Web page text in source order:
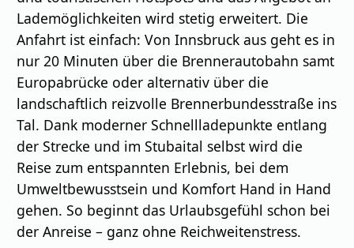
Lademöglichkeiten wird stetig erweitert. Die
Anfahrt ist einfach: Von Innsbruck aus geht es in
nur 20 Minuten über die Brennerautobahn samt
Europabrücke oder alternativ über die
landschaftlich reizvolle Brennerbundesstraße ins
Tal. Dank moderner Schnellladepunkte entlang
der Strecke und im Stubaital selbst wird die
Reise zum entspannten Erlebnis, bei dem
Umweltbewusstsein und Komfort Hand in Hand
gehen. So beginnt das Urlaubsgefühl schon bei
der Anreise – ganz ohne Reichweitenstress.